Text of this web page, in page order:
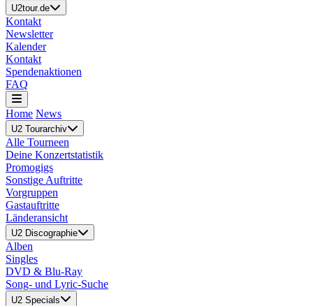
U2tour.de
Kontakt
Newsletter
Kalender
Kontakt
Spendenaktionen
FAQ
Home News
U2 Tourarchiv
Alle Tourneen
Deine Konzertstatistik
Promogigs
Sonstige Auftritte
Vorgruppen
Gastauftritte
Länderansicht
U2 Discographie
Alben
Singles
DVD & Blu-Ray
Song- und Lyric-Suche
U2 Specials